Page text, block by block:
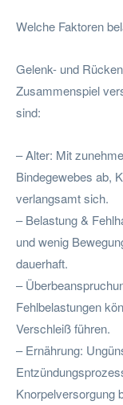
Welche Faktoren
Gelenk- und
Zusammenspiel
sind:
– Alter: Mit
Bindegewebes ab,
verlangsamt sich.
– Belastung &
und wenig
dauerhaft.
–
Fehlbelastungen
Verschleiß führen.
– Ernährung:
Knorpelversorgung